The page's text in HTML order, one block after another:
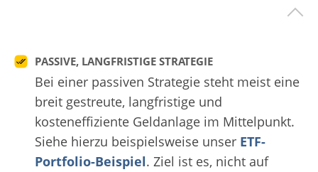
PASSIVE, LANGFRISTIGE STRATEGIE
Bei einer passiven Strategie steht meist eine
breit gestreute, langfristige und
kosteneffiziente Geldanlage im Mittelpunkt.
Siehe hierzu beispielsweise unser ETF-
Portfolio-Beispiel. Ziel ist es, nicht auf